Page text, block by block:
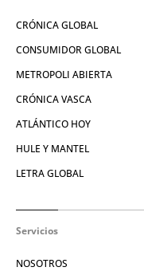
CRÓNICA GLOBAL
CONSUMIDOR GLOBAL
METROPOLI ABIERTA
CRÓNICA VASCA
ATLÁNTICO HOY
HULE Y MANTEL
LETRA GLOBAL
Servicios
NOSOTROS